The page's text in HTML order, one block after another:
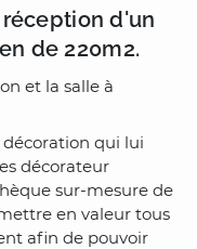
d'un
de 220m2.
et la salle à
qui lui
décorateur
sur-mesure de
en valeur tous
afin de pouvoir